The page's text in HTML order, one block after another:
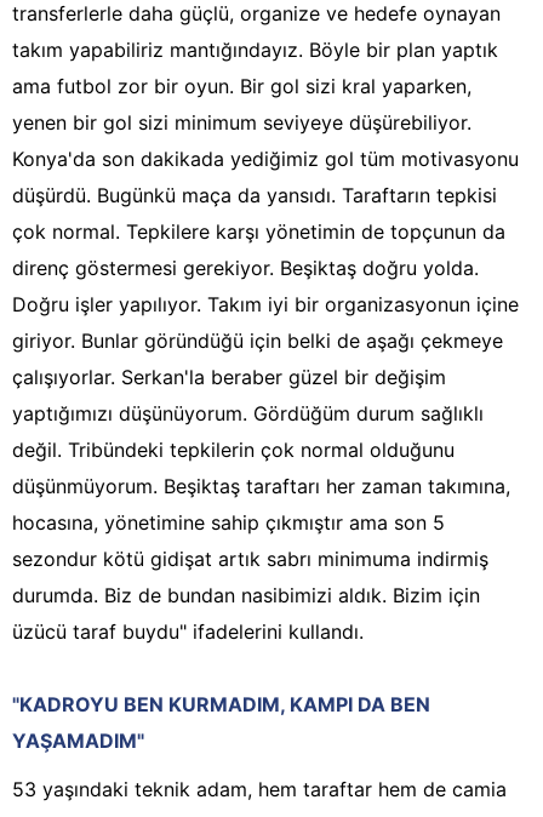
transferlerle daha güçlü, organize ve hedefe oynayan
takım yapabiliriz mantığındayız. Böyle bir plan yaptık
ama futbol zor bir oyun. Bir gol sizi kral yaparken,
yenen bir gol sizi minimum seviyeye düşürebiliyor.
Konya'da son dakikada yediğimiz gol tüm motivasyonu
düşürdü. Bugünkü maça da yansıdı. Taraftarın tepkisi
çok normal. Tepkilere karşı yönetimin de topçunun da
direnç göstermesi gerekiyor. Beşiktaş doğru yolda.
Doğru işler yapılıyor. Takım iyi bir organizasyonun içine
giriyor. Bunlar göründüğü için belki de aşağı çekmeye
çalışıyorlar. Serkan'la beraber güzel bir değişim
yaptığımızı düşünüyorum. Gördüğüm durum sağlıklı
değil. Tribündeki tepkilerin çok normal olduğunu
düşünmüyorum. Beşiktaş taraftarı her zaman takımına,
hocasına, yönetimine sahip çıkmıştır ama son 5
sezondur kötü gidişat artık sabrı minimuma indirmiş
durumda. Biz de bundan nasibimizi aldık. Bizim için
üzücü taraf buydu" ifadelerini kullandı.
"KADROYU BEN KURMADIM, KAMPI DA BEN
YAŞAMADIM"
53 yaşındaki teknik adam, hem taraftar hem de camia